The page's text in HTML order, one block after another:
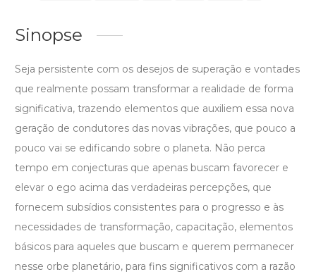
Sinopse
Seja persistente com os desejos de superação e vontades
que realmente possam transformar a realidade de forma
significativa, trazendo elementos que auxiliem essa nova
geração de condutores das novas vibrações, que pouco a
pouco vai se edificando sobre o planeta. Não perca
tempo em conjecturas que apenas buscam favorecer e
elevar o ego acima das verdadeiras percepções, que
fornecem subsídios consistentes para o progresso e às
necessidades de transformação, capacitação, elementos
básicos para aqueles que buscam e querem permanecer
nesse orbe planetário, para fins significativos com a razão